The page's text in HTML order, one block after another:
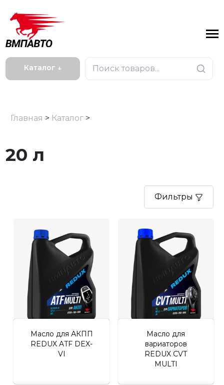
Каталог ↓
Личный кабинет
Главная > Каталог >
20 л
Фильтры
Масло для АКПП
REDUX ATF DEX-
VI
Масло для
вариаторов
REDUX CVT
MULTI